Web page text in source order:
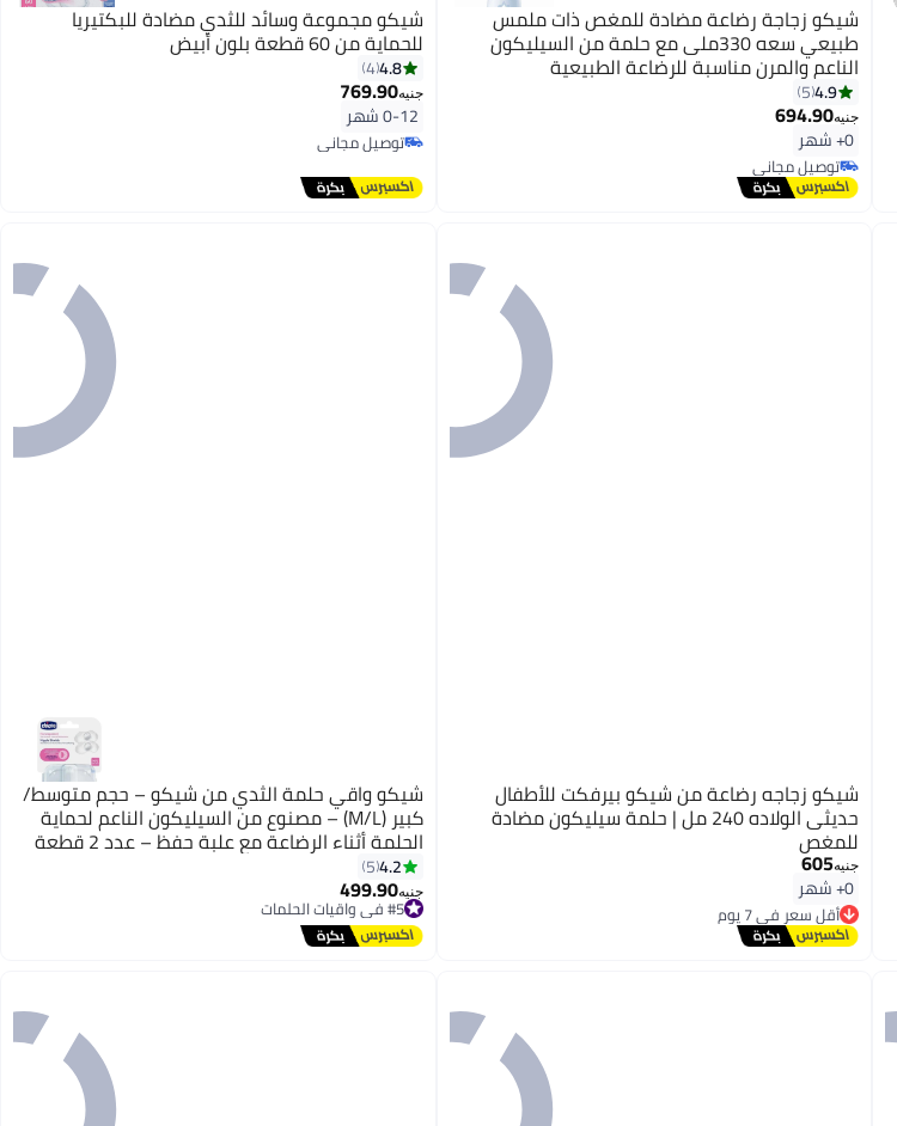
شيكو زجاجة رضاعة مضادة للمغص ذات ملمس
طبيعي سعه 330ملى مع حلمة من السيليكون
الناعم والمرن مناسبة للرضاعة الطبيعية
4.9
5
جنيه694.90
0+ شهر
توصيل مجاني
توصيل مجاني
شيكو مجموعة وسائد للثدي مضادة للبكتيريا
للحماية من 60 قطعة بلون أبيض
4.8
4
جنيه769.90
0-12 شهر
توصيل مجاني
توصيل مجاني
شيكو زجاجه رضاعة من شيكو بيرفكت للأطفال
حديثى الولاده 240 مل | حلمة سيليكون مضادة
للمغص
جنيه605
0+ شهر
أقل سعر في 7 يوم
توصيل مجاني
أقل سعر في 7 يوم
شيكو واقي حلمة الثدي من شيكو – حجم متوسط/
كبير (M/L) – مصنوع من السيليكون الناعم لحماية
الحلمة أثناء الرضاعة مع علبة حفظ – عدد 2 قطعة
4.2
5
جنيه499.90
#5 في واقيات الحلمات
توصيل مجاني
#5 في واقيات الحلمات